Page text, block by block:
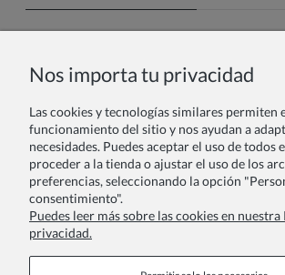
Tu reseña:
Nos importa tu privacidad
Las cookies y tecnologías similares permiten
funcionamiento del sitio y nos ayudan a
necesidades. Puedes aceptar el uso de todos
proceder a la tienda o ajustar el uso de los
preferencias, seleccionando la opción
consentimiento".
Puedes leer más sobre las cookies en
privacidad.